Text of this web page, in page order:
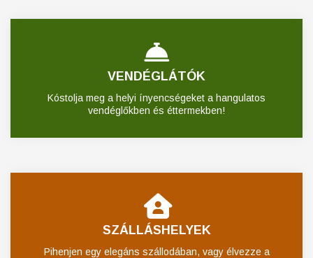
VENDÉGLÁTÓK
Kóstolja meg a helyi ínyencségeket a hangulatos
vendéglőkben és éttermekben!
SZÁLLÁSHELYEK
Pihenjen egy elegáns szállodában, vagy élvezze a